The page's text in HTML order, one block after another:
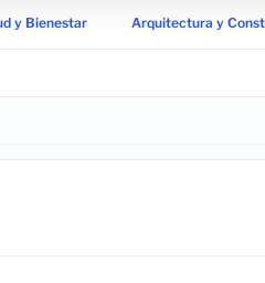
y Bienestar Arquitectura y